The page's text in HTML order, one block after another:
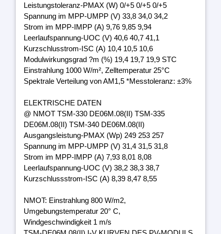
Leistungstoleranz-PMAX (W) 0/+5 0/+5 0/+5
Spannung im MPP-UMPP (V) 33,8 34,0 34,2
Strom im MPP-IMPP (A) 9,76 9,85 9,94
Leerlaufspannung-UOC (V) 40,6 40,7 41,1
Kurzschlusstrom-ISC (A) 10,4 10,5 10,6
Modulwirkungsgrad ?m (%) 19,4 19,7 19,9 STC
Einstrahlung 1000 W/m², Zelltemperatur 25°C
Spektrale Verteilung von AM1,5 *Messtoleranz: ±3%
ELEKTRISCHE DATEN
@ NMOT TSM-330 DE06M.08(II) TSM-335
DE06M.08(II) TSM-340 DE06M.08(II)
Ausgangsleistung-PMAX (Wp) 249 253 257
Spannung im MPP-UMPP (V) 31,4 31,5 31,8
Strom im MPP-IMPP (A) 7,93 8,01 8,08
Leerlaufspannung-UOC (V) 38,2 38,3 38,7
Kurzschlussstrom-ISC (A) 8,39 8,47 8,55
NMOT: Einstrahlung 800 W/m2,
Umgebungstemperatur 20° C,
Windgeschwindigkeit 1 m/s